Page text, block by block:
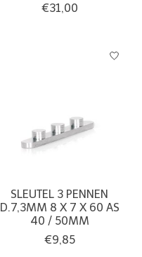
€31,00
SLEUTEL 3 PENNEN
D.7,3MM 8 X 7 X 60 AS
40 / 50MM
€9,85